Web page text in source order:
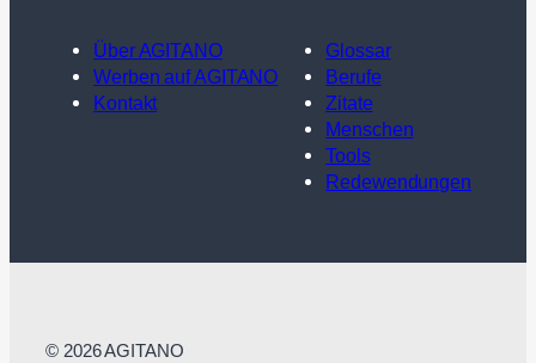
Über AGITANO
Werben auf AGITANO
Kontakt
Glossar
Berufe
Zitate
Menschen
Tools
Redewendungen
© 2026 AGITANO